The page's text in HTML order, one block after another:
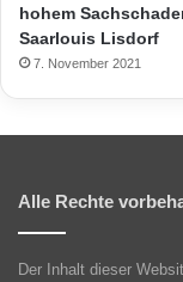
hohem
Saarlouis Lisdorf
7. November 2021
Alle Rechte
Der Inhalt dieser